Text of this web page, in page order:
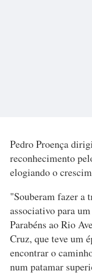
Pedro Proença
reconhecimento
elogiando o
"Souberam fazer a
associativo para
Parabéns ao Rio
Cruz, que teve um
encontrar o
num patamar